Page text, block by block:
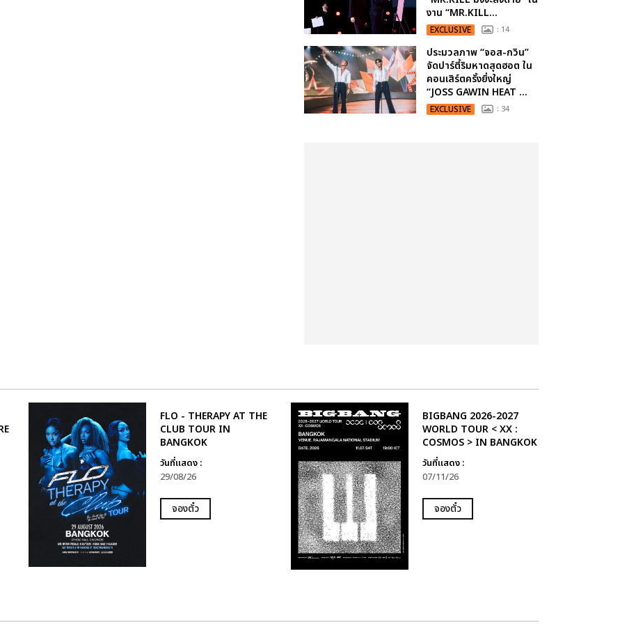
งาน “MR.KILL...
EXCLUSIVE : 14
ประมวลภาพ “จอส-กวิน”
จัดปาร์ตี้ริมหาดสุดฮอต ใน
คอนเสิร์ตครั้งยิ่งใหญ่
“JOSS GAWIN HEAT ...
EXCLUSIVE : 34
FLO - THERAPY AT THE
CLUB TOUR IN
BANGKOK
วันที่แสดง :
29/08/26
จองตั๋ว
BIGBANG 2026-2027
WORLD TOUR < XX :
COSMOS > IN BANGKOK
วันที่แสดง :
07/11/26
จองตั๋ว